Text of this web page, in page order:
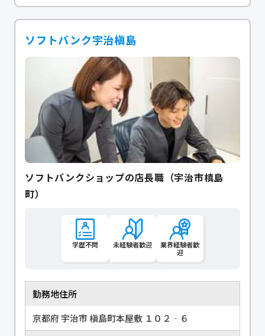
ソフトバンク宇治槇島
ソフトバンクショップの店長職（宇治市槙島
町）
学歴不問 未経験者歓迎
業界経験者歓
迎
勤務地住所
京都府 宇治市 槇島町本屋敷 １０２‐６